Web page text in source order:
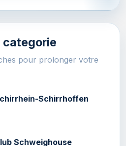
categorie
pour prolonger votre
Schirrhoffen
Schweighouse